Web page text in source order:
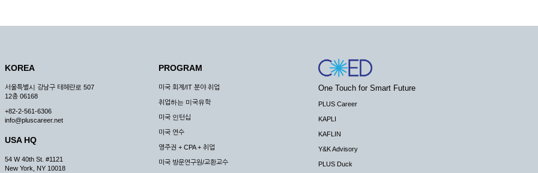
KOREA
서울특별시 강남구 테헤란로 507
12층 06168
+82-2-561-6306
info@pluscareer.net
USA HQ
54 W 40th St. #1121
New York, NY 10018
PROGRAM
미국 회계/IT 분야 취업
취업하는 미국유학
미국 인턴십
미국 연수
영주권 + CPA + 취업
미국 방문연구원/교환교수
One Touch for Smart Future
PLUS Career
KAPLI
KAFLIN
Y&K Advisory
PLUS Duck